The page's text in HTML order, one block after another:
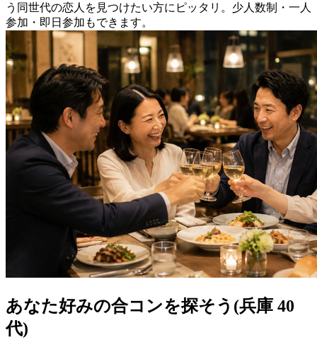
う同世代の恋人を見つけたい方にピッタリ。少人数制・一人
参加・即日参加もできます。
あなた好みの合コンを探そう(兵庫 40
代)